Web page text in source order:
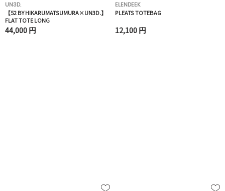
UN3D.
【52 BY HIKARUMATSUMURA×UN3D.】
FLAT TOTE LONG
44,000 円
ELENDEEK
PLEATS TOTEBAG
12,100 円